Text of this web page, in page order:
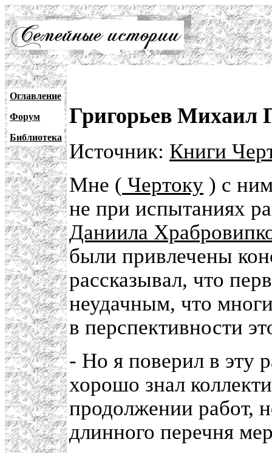
Оглавление
Форум
Библиотека
Григорьев Михаил
Источник: Книги
Мне ( Чертоку ) с
не при испытаниях
Даниила
были привлечены
рассказывал, что
неудачным, что
в перспективности
- Но я поверил в эту
хорошо знал
продолжении работ,
длинного перечня